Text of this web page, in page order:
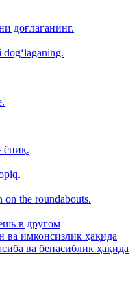
доғлаганинг.
ёпиқ.
the roundabouts.
в другом
ва имконсизлик ҳақида
ва бенасиблик ҳақида